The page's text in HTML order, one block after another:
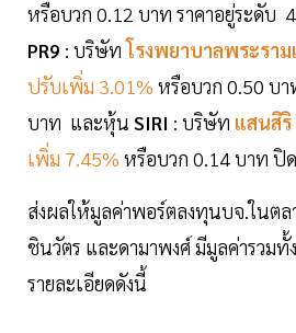
หรือบวก 0.12 บาท ราคาอยู่ระดับ
PR9 : บริษัทโรงพยาบาลพระราม
ปรับเพิ่ม 3.01% หรือบวก 0.50 บา
บาท และหุ้น SIRI : บริษัท แสนสิริ
เพิ่ม 7.45% หรือบวก 0.14 บาท ปิ
ส่งผลให้มูลค่าพอร์ตลงทุนบจ.ในตล
ชินวัตร และดามาพงศ์ มีมูลค่ารวมทั้
รายละเอียดดังนี้